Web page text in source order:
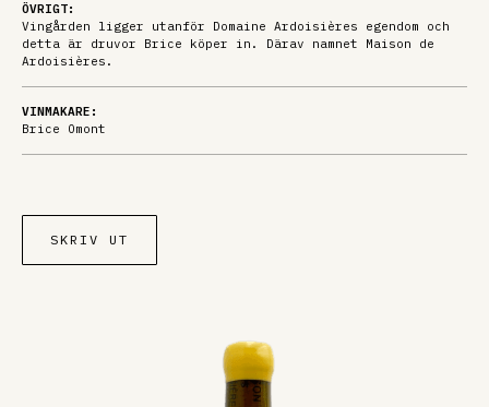
ÖVRIGT:
Vingården ligger utanför Domaine Ardoisières egendom och
detta är druvor Brice köper in. Därav namnet Maison de
Ardoisières.
VINMAKARE:
Brice Omont
SKRIV UT